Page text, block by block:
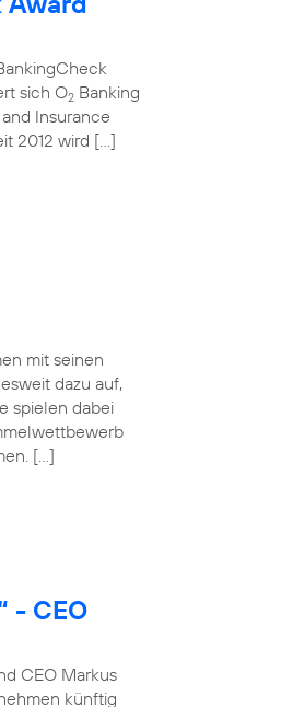
sich O2 Banking
Insurance
2012 wird […]
mit seinen
dazu auf,
spielen dabei
[…]
- CEO
CEO Markus
künftig